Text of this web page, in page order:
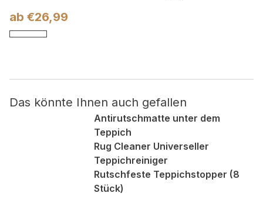
ab €26,99
Das könnte Ihnen auch gefallen
Antirutschmatte unter dem
Teppich
Rug Cleaner Universeller
Teppichreiniger
Rutschfeste Teppichstopper (8
Stück)
Websites hinweg zu verfolgen. Das Ziel ist es, Anzeigen
anzuzeigen, die für den einzelnen Benutzer relevant und
ansprechend sind und somit wertvoller für Herausgeber und
Nicht kategorisiert.
Andere nicht kategorisierte Cookies sind solche, die
analysiert werden und noch keiner Kategorie zugeordnet
Alle ablehnen
Meine Einstellungen speichern